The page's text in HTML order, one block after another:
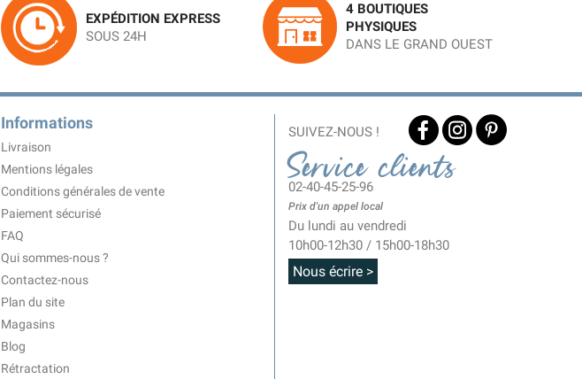
EXPÉDITION EXPRESS
SOUS 24H
4 BOUTIQUES
PHYSIQUES
DANS LE GRAND OUEST
Informations
Livraison
Mentions légales
Conditions générales de vente
Paiement sécurisé
FAQ
Qui sommes-nous ?
Contactez-nous
Plan du site
Magasins
Blog
Rétractation
SUIVEZ-NOUS !
Service clients
02-40-45-25-96
Prix d'un appel local
Du lundi au vendredi
10h00-12h30 / 15h00-18h30
Nous écrire >